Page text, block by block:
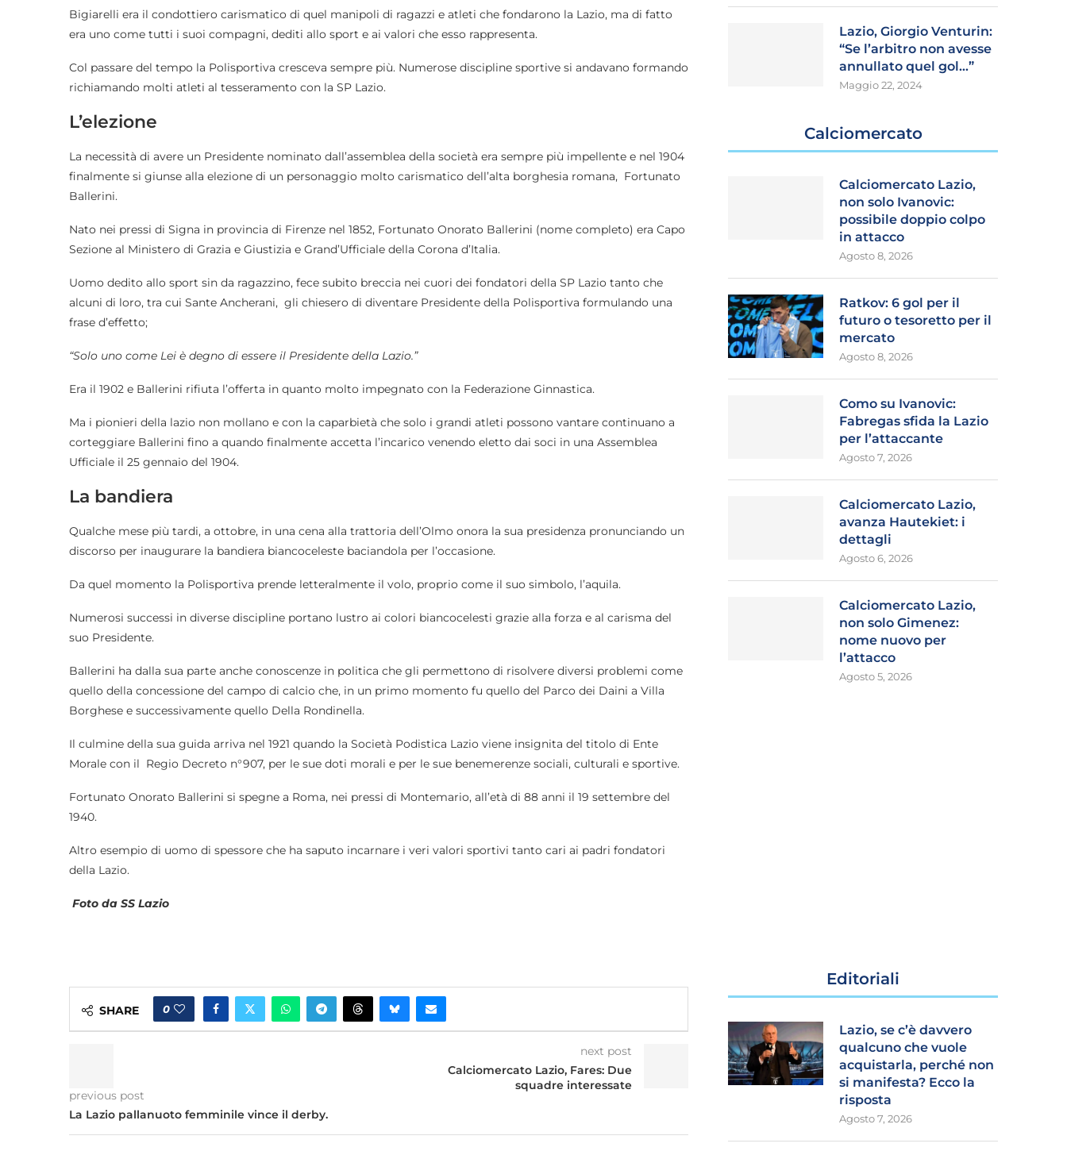
Bigiarelli era il condottiero carismatico di quel manipoli di ragazzi e atleti che fondarono la Lazio, ma di fatto
era uno come tutti i suoi compagni, dediti allo sport e ai valori che esso rappresenta.
Col passare del tempo la Polisportiva cresceva sempre più. Numerose discipline sportive si andavano formando
richiamando molti atleti al tesseramento con la SP Lazio.
L’elezione
La necessità di avere un Presidente nominato dall’assemblea della società era sempre più impellente e nel 1904
finalmente si giunse alla elezione di un personaggio molto carismatico dell’alta borghesia romana, Fortunato
Ballerini.
Nato nei pressi di Signa in provincia di Firenze nel 1852, Fortunato Onorato Ballerini (nome completo) era Capo
Sezione al Ministero di Grazia e Giustizia e Grand’Ufficiale della Corona d’Italia.
Uomo dedito allo sport sin da ragazzino, fece subito breccia nei cuori dei fondatori della SP Lazio tanto che
alcuni di loro, tra cui Sante Ancherani, gli chiesero di diventare Presidente della Polisportiva formulando una
frase d’effetto;
“Solo uno come Lei è degno di essere il Presidente della Lazio.”
Era il 1902 e Ballerini rifiuta l’offerta in quanto molto impegnato con la Federazione Ginnastica.
Ma i pionieri della lazio non mollano e con la caparbietà che solo i grandi atleti possono vantare continuano a
corteggiare Ballerini fino a quando finalmente accetta l’incarico venendo eletto dai soci in una Assemblea
Ufficiale il 25 gennaio del 1904.
La bandiera
Qualche mese più tardi, a ottobre, in una cena alla trattoria dell’Olmo onora la sua presidenza pronunciando un
discorso per inaugurare la bandiera biancoceleste baciandola per l’occasione.
Da quel momento la Polisportiva prende letteralmente il volo, proprio come il suo simbolo, l’aquila.
Numerosi successi in diverse discipline portano lustro ai colori biancocelesti grazie alla forza e al carisma del
suo Presidente.
Ballerini ha dalla sua parte anche conoscenze in politica che gli permettono di risolvere diversi problemi come
quello della concessione del campo di calcio che, in un primo momento fu quello del Parco dei Daini a Villa
Borghese e successivamente quello Della Rondinella.
Il culmine della sua guida arriva nel 1921 quando la Società Podistica Lazio viene insignita del titolo di Ente
Morale con il Regio Decreto n°907, per le sue doti morali e per le sue benemerenze sociali, culturali e sportive.
Fortunato Onorato Ballerini si spegne a Roma, nei pressi di Montemario, all’età di 88 anni il 19 settembre del
1940.
Altro esempio di uomo di spessore che ha saputo incarnare i veri valori sportivi tanto cari ai padri fondatori
della Lazio.
Foto da SS Lazio
SHARE 0
previous post
La Lazio pallanuoto femminile vince il derby.
next post
Calciomercato Lazio, Fares: Due
squadre interessate
Lazio, Giorgio Venturin:
“Se l’arbitro non avesse
annullato quel gol…”
Maggio 22, 2024
Calciomercato
Calciomercato Lazio,
non solo Ivanovic:
possibile doppio colpo
in attacco
Agosto 8, 2026
Ratkov: 6 gol per il
futuro o tesoretto per il
mercato
Agosto 8, 2026
Como su Ivanovic:
Fabregas sfida la Lazio
per l’attaccante
Agosto 7, 2026
Calciomercato Lazio,
avanza Hautekiet: i
dettagli
Agosto 6, 2026
Calciomercato Lazio,
non solo Gimenez:
nome nuovo per
l’attacco
Agosto 5, 2026
Editoriali
Lazio, se c’è davvero
qualcuno che vuole
acquistarla, perché non
si manifesta? Ecco la
risposta
Agosto 7, 2026